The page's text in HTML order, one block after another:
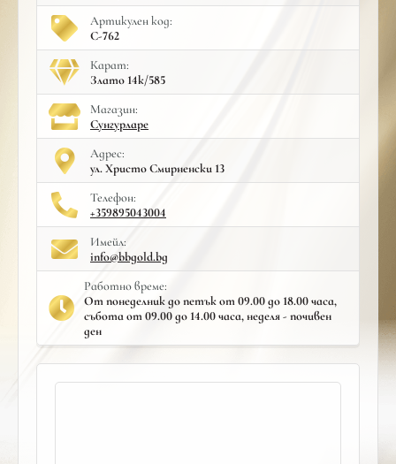
Артикулен код:
С-762
Карат:
Злато 14к/585
Mагазин:
Сунгурларе
Адрес:
ул. Христо Смирненски 13
Телефон:
+359895043004
Имейл:
info@bbgold.bg
Работно време:
От понеделник до петък от 09.00 до 18.00 часа,
събота от 09.00 до 14.00 часа, неделя - почивен
ден